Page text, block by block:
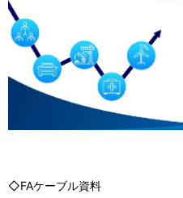
◇FAケーブル資料